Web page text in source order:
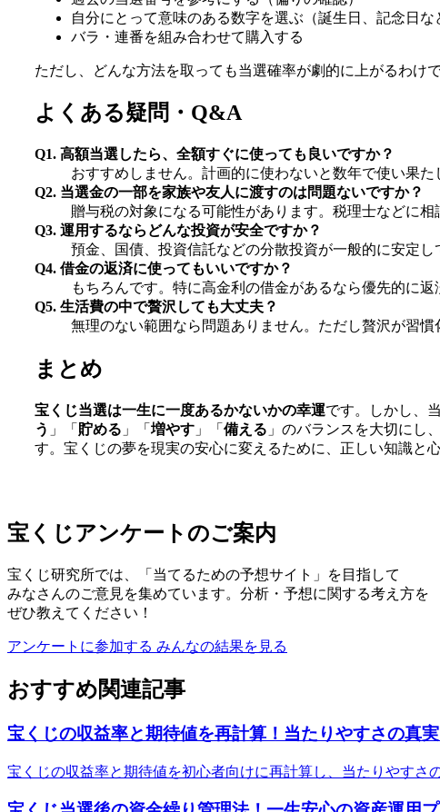
自分にとって意味のある数字を選ぶ（誕生日、記念日な
バラ・連番を組み合わせて購入する
ただし、どんな方法を取っても当選確率が劇的に上がるわけ
よくある疑問・Q&A
Q1. 高額当選したら、全額すぐに使っても良いですか？
おすすめしません。計画的に使わないと数年で使い果
Q2. 当選金の一部を家族や友人に渡すのは問題ないですか？
贈与税の対象になる可能性があります。税理士などに相
Q3. 運用するならどんな投資が安全ですか？
預金、国債、投資信託などの分散投資が一般的に安定
Q4. 借金の返済に使ってもいいですか？
もちろんです。特に高金利の借金があるなら優先的に返
Q5. 生活費の中で贅沢しても大丈夫？
無理のない範囲なら問題ありません。ただし贅沢が習慣
まとめ
宝くじ当選は一生に一度あるかないかの幸運です。しかし、
う 」「 貯める 」「 増やす 」「 備える 」のバランスを大切にし
す。宝くじの夢を現実の安心に変えるために、正しい知識と
宝くじアンケートのご案内
宝くじ研究所では、「当てるための予想サイト」を目指して
みなさんのご意見を集めています。分析・予想に関する考え方を
ぜひ教えてください！
アンケートに参加する みんなの結果を見る
おすすめ関連記事
宝くじの収益率と期待値を再計算！当たりやすさの真
宝くじの収益率と期待値を初心者向けに再計算し、当たりやす